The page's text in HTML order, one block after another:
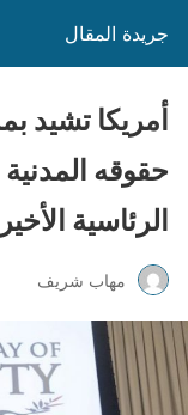
جريدة المقال
أمريكا
حقوقه
الرئاسية
مهاب شريف